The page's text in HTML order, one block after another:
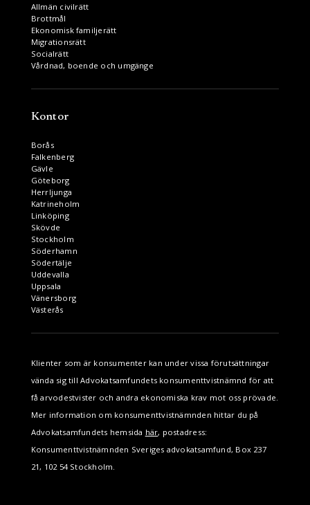
Allmän civilrätt
Brottmål
Ekonomisk familjerätt
Migrationsrätt
Socialrätt
Vårdnad, boende och umgänge
Kontor
Borås
Falkenberg
Gävle
Göteborg
Herrljunga
Katrineholm
Linköping
Skövde
Stockholm
Söderhamn
Södertälje
Uddevalla
Uppsala
Vänersborg
Västerås
Klienter som är konsumenter kan under vissa förutsättningar
vända sig till Advokatsamfundets konsumenttvistnämnd för att
få arvodestvister och andra ekonomiska krav mot oss prövade.
Mer information om konsumenttvistnämnden hittar du på
Advokatsamfundets hemsida här, postadress:
Konsumenttvistnämnden Sveriges advokatsamfund, Box 237
21, 102 54 Stockholm.